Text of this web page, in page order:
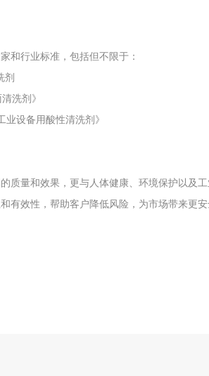
和行业标准，包括但不限于：
剂
洗剂》
设备用酸性清洗剂》
质量和效果，更与人体健康、环境保护以及
有效性，帮助客户降低风险，为市场带来更安